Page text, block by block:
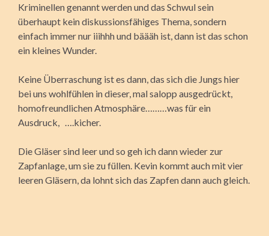
Kriminellen genannt werden und das Schwul sein
überhaupt kein diskussionsfähiges Thema, sondern
einfach immer nur iiihhh und bäääh ist, dann ist das schon
ein kleines Wunder.
Keine Überraschung ist es dann, das sich die Jungs hier
bei uns wohlfühlen in dieser, mal salopp ausgedrückt,
homofreundlichen Atmosphäre………was für ein
Ausdruck, ….kicher.
Die Gläser sind leer und so geh ich dann wieder zur
Zapfanlage, um sie zu füllen. Kevin kommt auch mit vier
leeren Gläsern, da lohnt sich das Zapfen dann auch gleich.